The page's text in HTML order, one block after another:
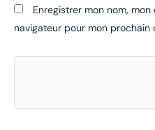
Enregistrer mon nom,
navigateur pour mon prochain